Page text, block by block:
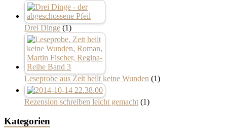
Drei Dinge (1)
Leseprobe aus Zeit heilt keine Wunden (1)
Rezension schreiben leicht gemacht (1)
Kategorien